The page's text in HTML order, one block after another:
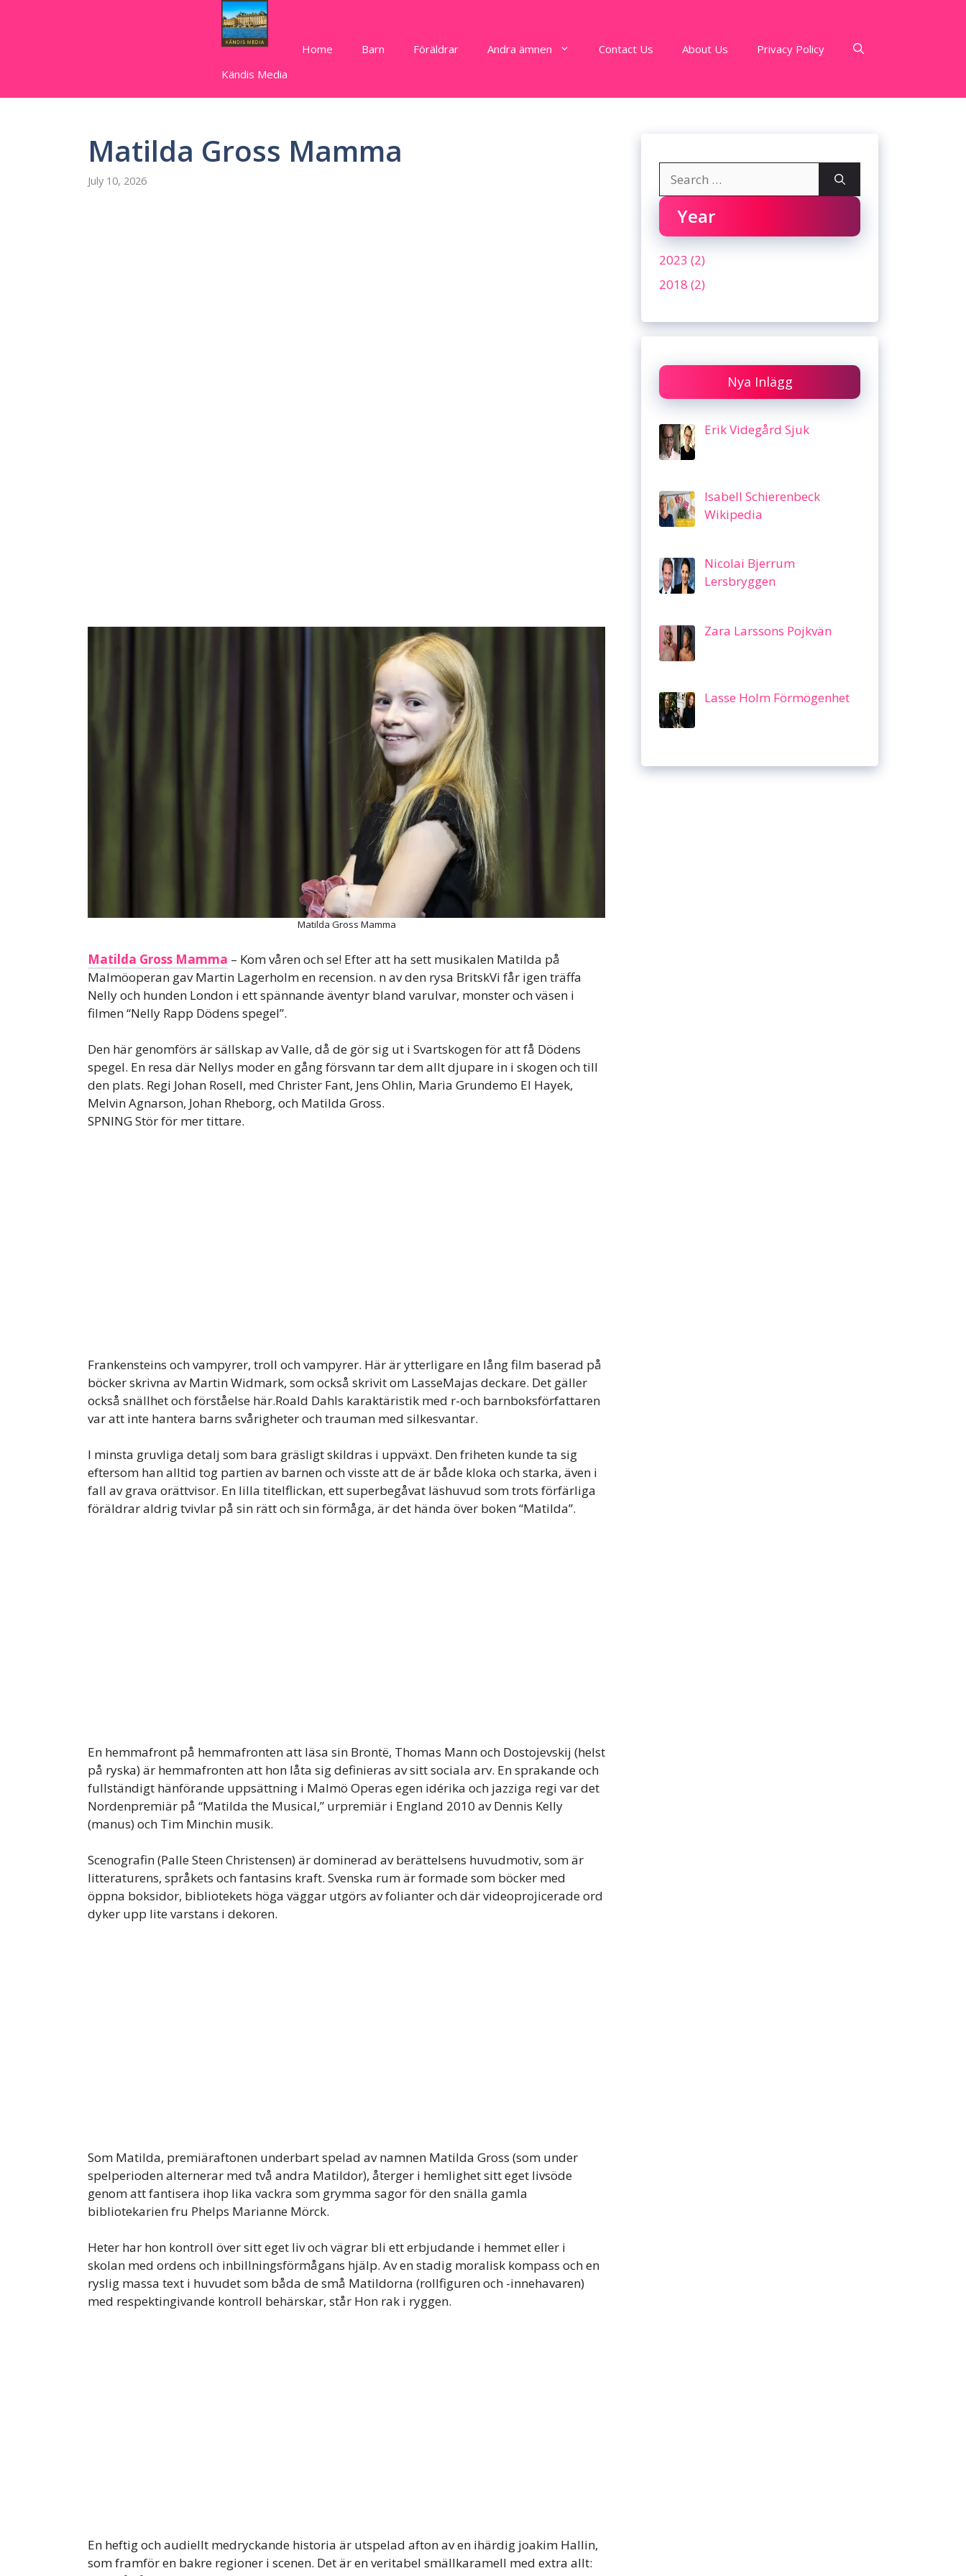
Kändis Media
Home Barn Föräldrar Andra ämnen Contact Us About Us Privacy Policy
Matilda Gross Mamma
July 10, 2026
Matilda Gross Mamma
Matilda Gross Mamma – Kom våren och se! Efter att ha sett musikalen Matilda på
Malmöoperan gav Martin Lagerholm en recension. n av den rysa BritskVi får igen träffa
Nelly och hunden London i ett spännande äventyr bland varulvar, monster och väsen i
filmen “Nelly Rapp Dödens spegel”.
Den här genomförs är sällskap av Valle, då de gör sig ut i Svartskogen för att få Dödens
spegel. En resa där Nellys moder en gång försvann tar dem allt djupare in i skogen och till
den plats. Regi Johan Rosell, med Christer Fant, Jens Ohlin, Maria Grundemo El Hayek,
Melvin Agnarson, Johan Rheborg, och Matilda Gross.
SPNING Stör för mer tittare.
Frankensteins och vampyrer, troll och vampyrer. Här är ytterligare en lång film baserad på
böcker skrivna av Martin Widmark, som också skrivit om LasseMajas deckare. Det gäller
också snällhet och förståelse här.Roald Dahls karaktäristik med r-och barnboksförfattaren
var att inte hantera barns svårigheter och trauman med silkesvantar.
I minsta gruvliga detalj som bara gräsligt skildras i uppväxt. Den friheten kunde ta sig
eftersom han alltid tog partien av barnen och visste att de är både kloka och starka, även i
fall av grava orättvisor. En lilla titelflickan, ett superbegåvat läshuvud som trots förfärliga
föräldrar aldrig tvivlar på sin rätt och sin förmåga, är det hända över boken “Matilda”.
En hemmafront på hemmafronten att läsa sin Brontë, Thomas Mann och Dostojevskij (helst
på ryska) är hemmafronten att hon låta sig definieras av sitt sociala arv. En sprakande och
fullständigt hänförande uppsättning i Malmö Operas egen idérika och jazziga regi var det
Nordenpremiär på “Matilda the Musical,” urpremiär i England 2010 av Dennis Kelly
(manus) och Tim Minchin musik.
Scenografin (Palle Steen Christensen) är dominerad av berättelsens huvudmotiv, som är
litteraturens, språkets och fantasins kraft. Svenska rum är formade som böcker med
öppna boksidor, bibliotekets höga väggar utgörs av folianter och där videoprojicerade ord
dyker upp lite varstans i dekoren.
Som Matilda, premiäraftonen underbart spelad av namnen Matilda Gross (som under
spelperioden alternerar med två andra Matildor), återger i hemlighet sitt eget livsöde
genom att fantisera ihop lika vackra som grymma sagor för den snälla gamla
bibliotekarien fru Phelps Marianne Mörck.
Heter har hon kontroll över sitt eget liv och vägrar bli ett erbjudande i hemmet eller i
skolan med ordens och inbillningsförmågans hjälp. Av en stadig moralisk kompass och en
ryslig massa text i huvudet som båda de små Matildorna (rollfiguren och -innehavaren)
med respektingivande kontroll behärskar, står Hon rak i ryggen.
En heftig och audiellt medryckande historia är utspelad afton av en ihärdig joakim Hallin,
som framför en bakre regioner i scenen. Det är en veritabel smällkaramell med extra allt:
for:
Year
2023 (2)
2018 (2)
Nya Inlägg
Erik Videgård Sjuk
Isabell Schierenbeck
Wikipedia
Nicolai Bjerrum
Lersbryggen
Zara Larssons Pojkvän
Lasse Holm Förmögenhet